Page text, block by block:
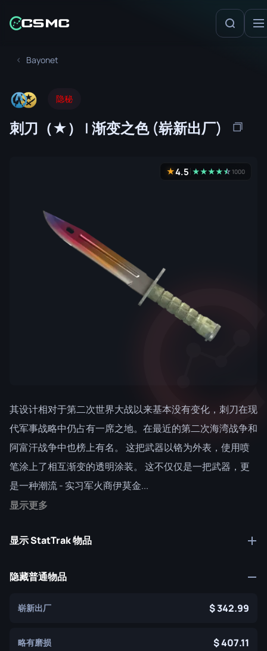
Bayonet
隐秘
刺刀（★） | 渐变之色 (崭新出厂)
★4.5 ★★★★★
☆ 1000
其设计相对于第二次世界大战以来基本没有变化，刺刀在现
代军事战略中仍占有一席之地。在最近的第二次海湾战争和
阿富汗战争中也榜上有名。 这把武器以铬为外表，使用喷
笔涂上了相互渐变的透明涂装。 这不仅仅是一把武器，更
是一种潮流 - 实习军火商伊莫金...
显示更多
显示 StatTrak 物品
隐藏普通物品
崭新出厂 342.99
略有磨损 407.11